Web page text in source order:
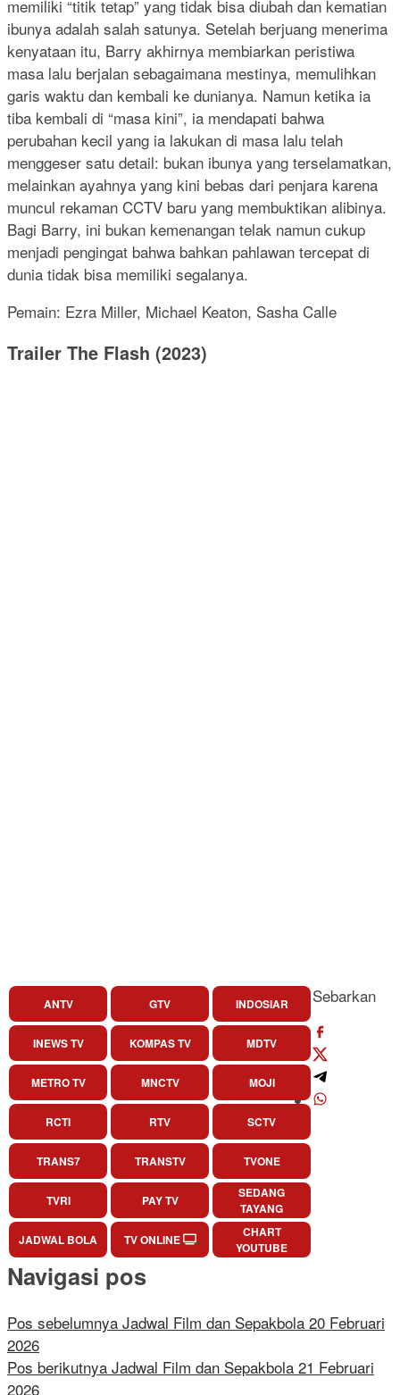
memiliki “titik tetap” yang tidak bisa diubah dan kematian
ibunya adalah salah satunya. Setelah berjuang menerima
kenyataan itu, Barry akhirnya membiarkan peristiwa
masa lalu berjalan sebagaimana mestinya, memulihkan
garis waktu dan kembali ke dunianya. Namun ketika ia
tiba kembali di “masa kini”, ia mendapati bahwa
perubahan kecil yang ia lakukan di masa lalu telah
menggeser satu detail: bukan ibunya yang terselamatkan,
melainkan ayahnya yang kini bebas dari penjara karena
muncul rekaman CCTV baru yang membuktikan alibinya.
Bagi Barry, ini bukan kemenangan telak namun cukup
menjadi pengingat bahwa bahkan pahlawan tercepat di
dunia tidak bisa memiliki segalanya.
Pemain: Ezra Miller, Michael Keaton, Sasha Calle
Trailer The Flash (2023)
ANTV GTV INDOSIAR
INEWS TV KOMPAS TV MDTV
METRO TV MNCTV MOJI
RCTI RTV SCTV
TRANS7 TRANSTV TVONE
TVRI PAY TV
SEDANG
TAYANG
JADWAL BOLA
TV ONLINE
CHART
YOUTUBE
Sebarkan
Navigasi pos
Pos sebelumnya Jadwal Film dan Sepakbola 20 Februari
2026
Pos berikutnya Jadwal Film dan Sepakbola 21 Februari
2026